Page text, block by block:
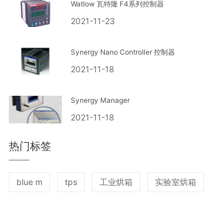
Watlow 瓦特隆 F4系列控制器
2021-11-23
Synergy Nano Controller 控制器
2021-11-18
Synergy Manager
2021-11-18
热门标签
blue m tps 工业烘箱 实验室烘箱